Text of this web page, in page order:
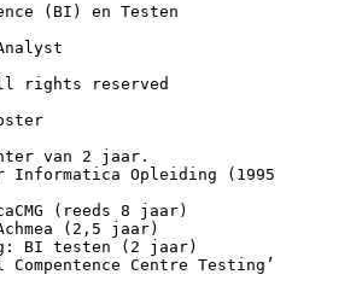
(BI) en Testen
rights reserved
van 2 jaar.
Informatica Opleiding (1995
(reeds 8 jaar)
(2,5 jaar)
BI testen (2 jaar)
Centre Testing’